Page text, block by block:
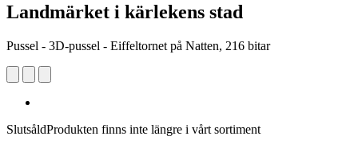
Landmärket i kärlekens stad
Pussel - 3D-pussel - Eiffeltornet på Natten, 216 bitar
SlutsåldProdukten finns inte längre i vårt sortiment